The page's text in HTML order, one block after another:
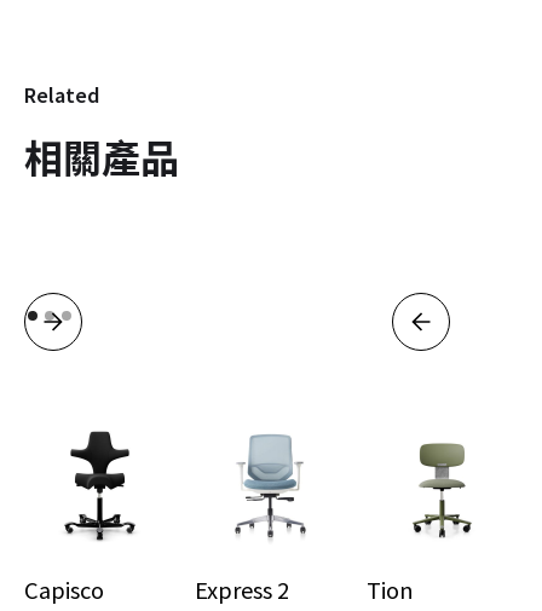
Related
相關產品
Capisco Express 2 Tion